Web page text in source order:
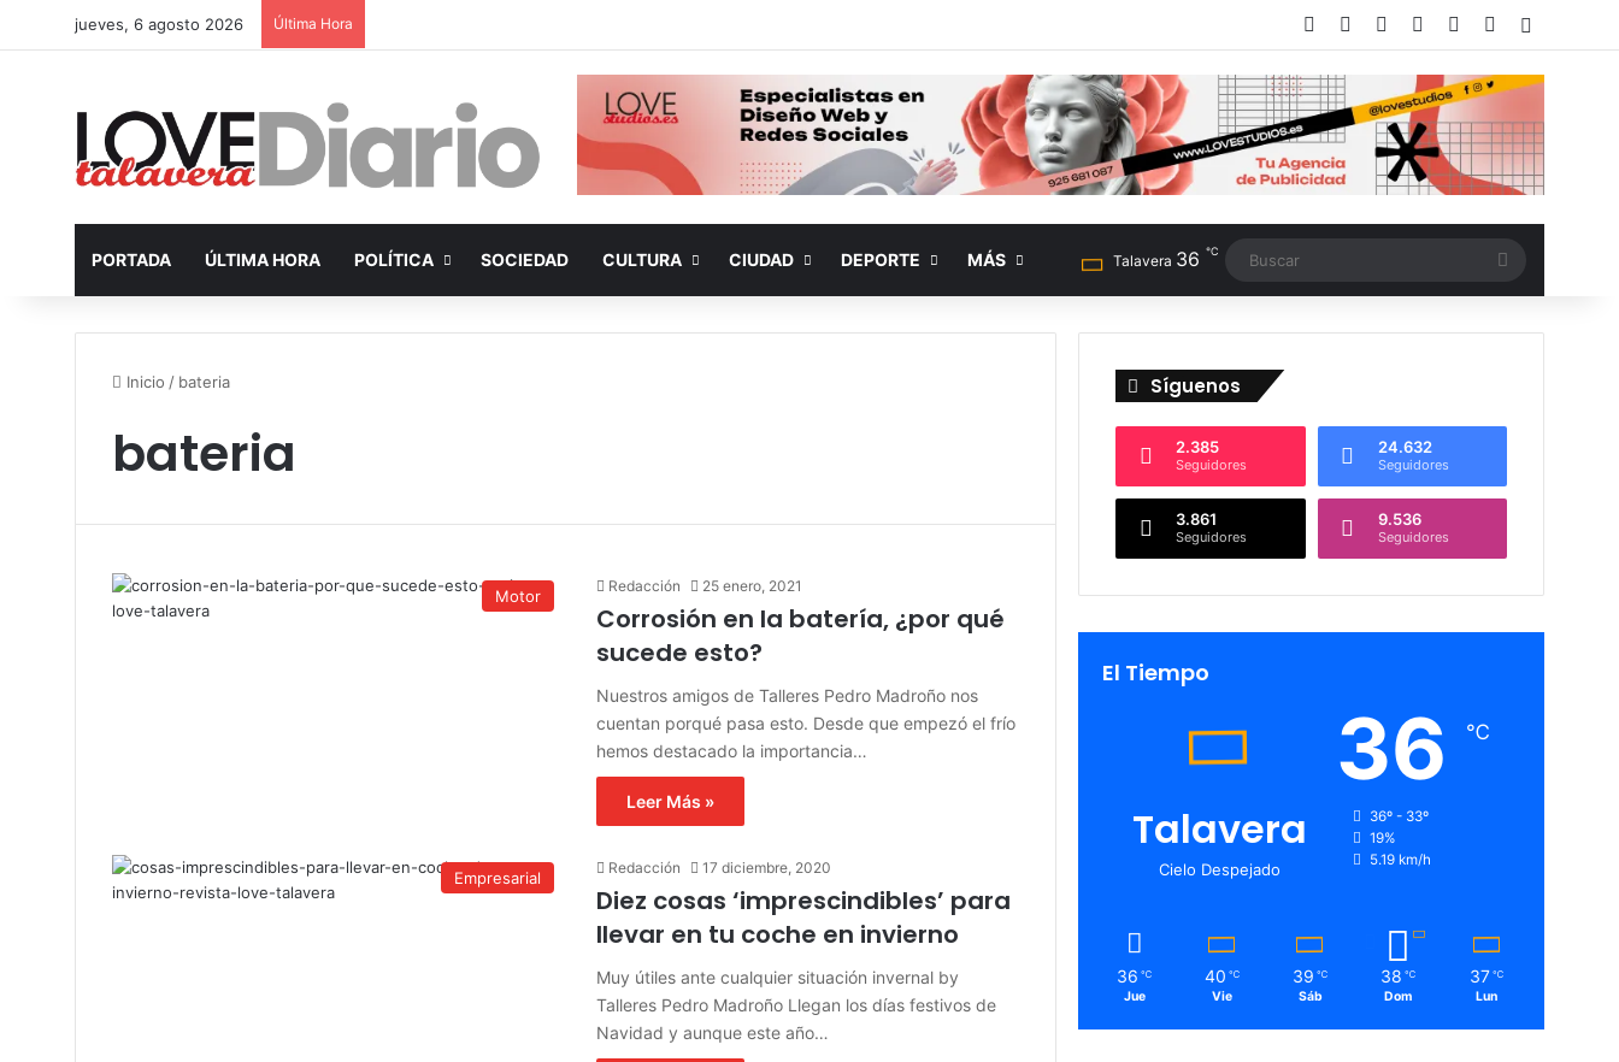
jueves, 6 agosto 2026 Última Hora Facebook LinkedInInstagram
TikTokRSS
PORTADA ÚLTIMA HORA POLÍTICA SOCIEDAD CULTURA CIUDAD DEPORTE MÁS Talavera 36 ℃
Inicio / bateria
bateria
Motor
Redacción 25 enero, 2021
Corrosión en la batería, ¿por qué
sucede esto?
Nuestros amigos de Talleres Pedro Madroño nos
cuentan porqué pasa esto. Desde que empezó el frío
hemos destacado la importancia…
Leer Más »
Empresarial
Redacción 17 diciembre, 2020
Diez cosas ‘imprescindibles’ para
llevar en tu coche en invierno
Muy útiles ante cualquier situación invernal by
Talleres Pedro Madroño Llegan los días festivos de
Navidad y aunque este año…
Síguenos
2.385
Seguidores
24.632
Seguidores
3.861
Seguidores
9.536
Seguidores
El Tiempo
Talavera
Cielo Despejado
36 ℃
36º - 33º
19%
5.19 km/h
36 ℃
Jue
40 ℃
Vie
39 ℃
Sáb
38 ℃
Dom
37 ℃
Lun